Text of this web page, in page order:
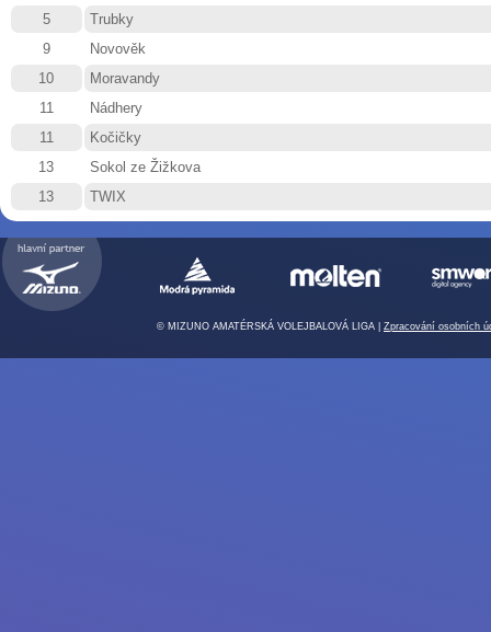
5
Trubky
9
Novověk
10
Moravandy
11
Nádhery
11
Kočičky
13
Sokol ze Žižkova
13
TWIX
© MIZUNO AMATÉRSKÁ VOLEJBALOVÁ LIGA | Zpracování osobních